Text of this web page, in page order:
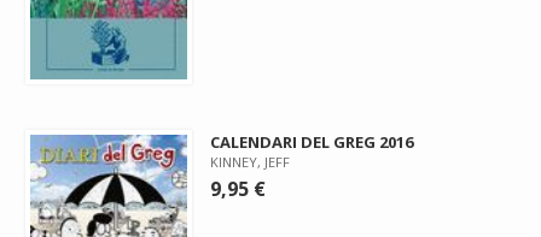
CALENDARI DEL GREG 2016
KINNEY, JEFF
9,95 €